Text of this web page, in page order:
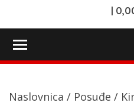
|
Naslovnica / Posuđe /